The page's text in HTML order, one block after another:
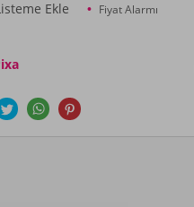
Ekle Fiyat Alarmı